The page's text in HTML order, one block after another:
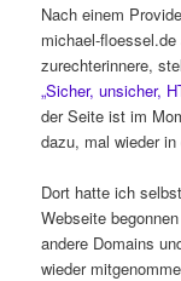
Nach einem
michael-
zurechterinnere,
„Sicher, unsicher,
der Seite ist im
dazu, mal wieder
Dort hatte ich
Webseite
andere Domains
wieder